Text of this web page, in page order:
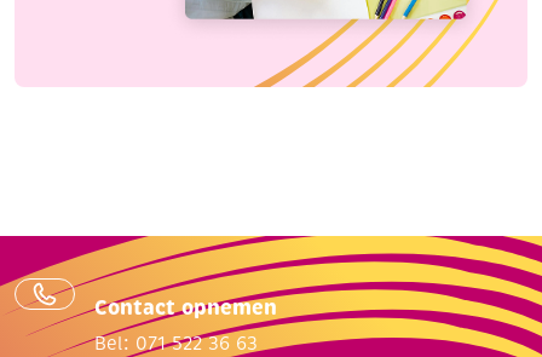
Contact opnemen
Bel: 071 522 36 63